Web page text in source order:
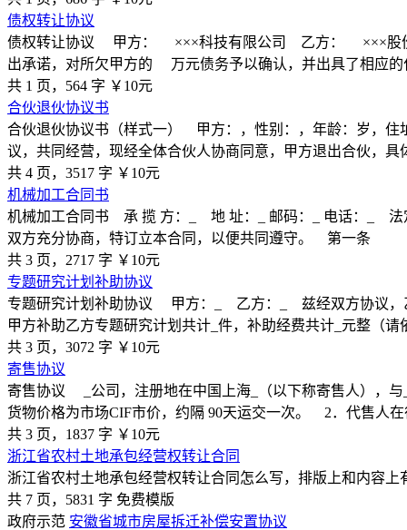
债权转让协议
债权转让协议 甲方： ×××科技有限公司 乙方： ×××
出承诺，对所欠甲方的 万元债务予以确认，并出具了相应的
共 1 页，564 字 ￥10元
合伙退伙协议书
合伙退伙协议书（样式一） 甲方：，性别：，年龄：岁，
议，共同经营，现经全体合伙人协商同意，甲方退出合伙，
共 4 页，3517 字 ￥10元
机械加工合同书
机械加工合同书 承 揽 方：_ 地 址：_ 邮码：_ 电话：_
双方充分协商，特订立本合同，以便共同遵守。 第一条
共 3 页，2717 字 ￥10元
专题研究计划补助协议
专题研究计划补助协议 甲方：_ 乙方：_ 兹经双方协议，
甲方补助乙方专题研究计划共计_件，补助经费共计_元整（请
共 3 页，3072 字 ￥10元
寄售协议
寄售协议 _公司，注册地在中国上海_（以下称寄售人），
货物价格为市场CIF市价，约隔 90天运交一次。 2．代售人
共 3 页，1837 字 ￥10元
浙江省农村土地承包经营权转让合同
浙江省农村土地承包经营权转让合同怎么写，排版上和内容
共 7 页，5831 字 免费模版
政府示范 安徽省城市房屋拆迁补偿安置协议